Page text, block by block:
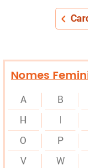
Nomes
A B
H
O
P
V
W